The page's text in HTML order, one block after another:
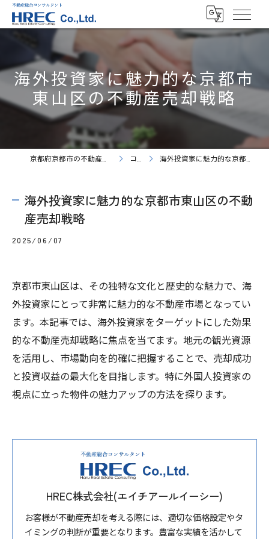
海外投資家に魅力的な京都市
東山区の不動産売却戦略
コラム 海外投資家に魅力的な京都市東山区の不動産売却戦略
海外投資家に魅力的な京都市東山区の不動
産売却戦略
2025/06/07
京都市東山区は、その独特な文化と歴史的な魅力で、海
外投資家にとって非常に魅力的な不動産市場となってい
ます。本記事では、海外投資家をターゲットにした効果
的な不動産売却戦略に焦点を当てます。地元の観光資源
を活用し、市場動向を的確に把握することで、売却成功
と投資収益の最大化を目指します。特に外国人投資家の
視点に立った物件の魅力アップの方法を探ります。
HREC株式会社(エイチアールイーシー)
お客様が不動産売却を考える際には、適切な価格設定やタ
イミングの判断が重要となります。豊富な実績を活かして